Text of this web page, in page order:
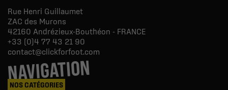
Rue Henri Guillaumet
ZAC des Murons
42160 Andrézieux-Bouthéon - FRANCE
+33 (0)4 77 43 21 90
contact@clickforfoot.com
NAVIGATION
NOS CATÉGORIES